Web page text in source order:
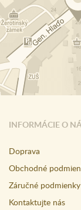
INFORMÁCIE O
Doprava
Obchodné
Záručné podmienky
Kontaktujte nás